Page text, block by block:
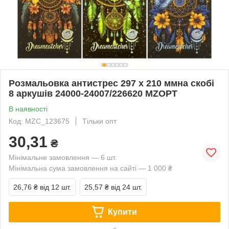
Розмальовка антистрес 297 х 210 ммна скобі
8 аркушів 24000-24007/226620 MZOPT
В наявності
Код: MZC_123675
Тільки опт
30,31 ₴
Мінімальне замовлення — 6 шт.
Мінімальна сума замовлення на сайті — 1 000 ₴
26,76 ₴ від 12 шт. 25,57 ₴ від 24 шт.
Купити